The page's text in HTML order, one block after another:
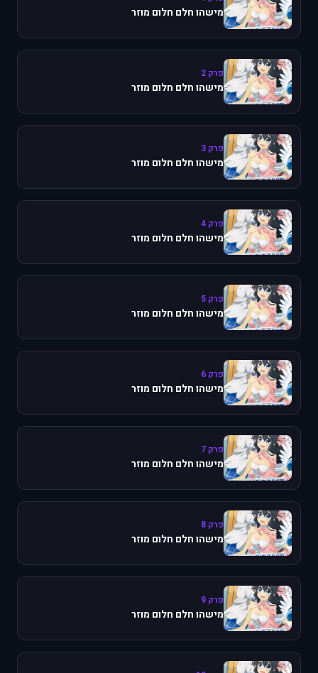
מישהו חלם חלום מוזר
פרק 2
מישהו חלם חלום מוזר
פרק 3
מישהו חלם חלום מוזר
פרק 4
מישהו חלם חלום מוזר
פרק 5
מישהו חלם חלום מוזר
פרק 6
מישהו חלם חלום מוזר
פרק 7
מישהו חלם חלום מוזר
פרק 8
מישהו חלם חלום מוזר
פרק 9
מישהו חלם חלום מוזר